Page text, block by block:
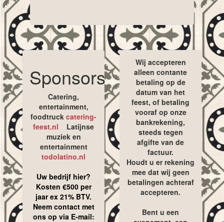
Sponsors
Catering,
entertainment,
foodtruck catering-
feest.nl Latijnse
muziek en
entertainment
todolatino.nl
Uw bedrijf hier?
Kosten €500 per
jaar ex 21% BTV.
Neem contact met
ons op via E-mail:
Wij accepteren
alleen contante
betaling op de
datum van het
feest, of betaling
vooraf op onze
bankrekening,
steeds tegen
afgifte van de
factuur.
Houdt u er rekening
mee dat wij geen
betalingen achteraf
accepteren.
Bent u een